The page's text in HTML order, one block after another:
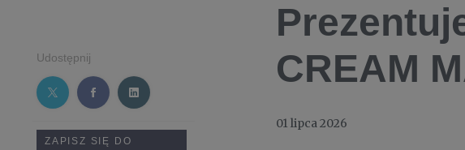
Udostępnij
ZAPISZ SIĘ DO
CREAM
01 lipca 2026